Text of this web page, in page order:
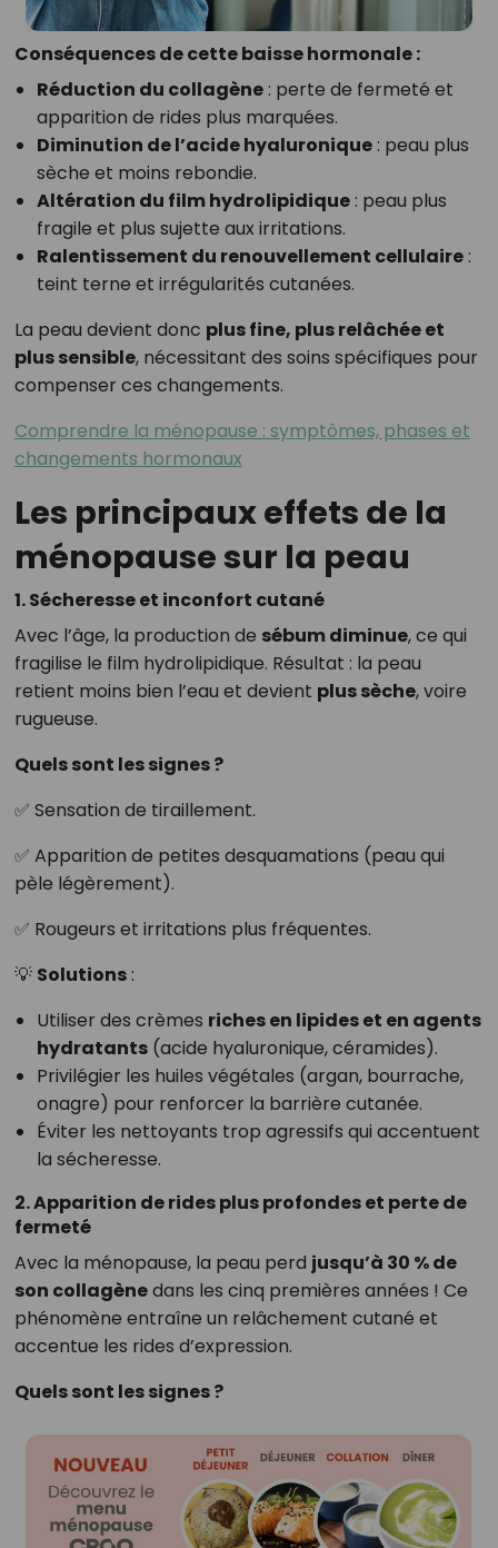
Conséquences de cette baisse hormonale :
Réduction du collagène: perte de fermeté et
apparition de rides plus marquées.
Diminution de l’acide hyaluronique: peau plus
sèche et moins rebondie.
Altération du film hydrolipidique: peau plus
fragile et plus sujette aux irritations.
Ralentissement du renouvellement cellulaire:
teint terne et irrégularités cutanées.
La peau devient donc plus fine, plus relâchée et
plus sensible, nécessitant des soins spécifiques pour
compenser ces changements.
Comprendre la ménopause : symptômes, phases et
changements hormonaux
Les principaux effets de la
ménopause sur la peau
1. Sécheresse et inconfort cutané
Avec l’âge, la production de sébum diminue, ce qui
fragilise le film hydrolipidique. Résultat : la peau
retient moins bien l’eau et devient plus sèche, voire
rugueuse.
Quels sont les signes ?
✅ Sensation de tiraillement.
✅ Apparition de petites desquamations (peau qui
pèle légèrement).
✅ Rougeurs et irritations plus fréquentes.
💡 Solutions:
Utiliser des crèmes riches en lipides et en agents
hydratants(acide hyaluronique, céramides).
Privilégier les huiles végétales (argan, bourrache,
onagre) pour renforcer la barrière cutanée.
Éviter les nettoyants trop agressifs qui accentuent
la sécheresse.
2. Apparition de rides plus profondes et perte de
fermeté
Avec la ménopause, la peau perd jusqu’à 30 % de
son collagènedans les cinq premières années ! Ce
phénomène entraîne un relâchement cutané et
accentue les rides d’expression.
Quels sont les signes ?